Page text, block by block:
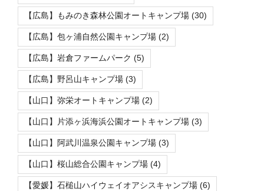
【広島】もみのき森林公園オートキャンプ場 (30)
【広島】包ヶ浦自然公園キャンプ場 (2)
【広島】岩倉ファームパーク (5)
【広島】野呂山キャンプ場 (3)
【山口】弥栄オートキャンプ場 (2)
【山口】片添ヶ浜海浜公園オートキャンプ場 (3)
【山口】阿武川温泉公園キャンプ場 (3)
【山口】桜山総合公園キャンプ場 (4)
【愛媛】石槌山ハイウェイオアシスキャンプ場 (6)